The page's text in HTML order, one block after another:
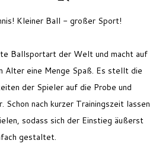
Kleiner Ball - großer Sport!
Ballsportart der Welt und macht auf
Alter eine Menge Spaß. Es stellt die
der Spieler auf die Probe und
nach kurzer Trainingszeit lassen
sodass sich der Einstieg äußerst
gestaltet.